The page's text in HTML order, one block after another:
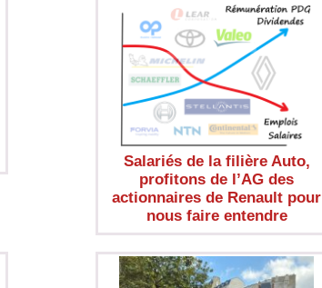
Salariés de la filière Auto,
profitons de l’AG des
actionnaires de Renault pour
nous faire entendre